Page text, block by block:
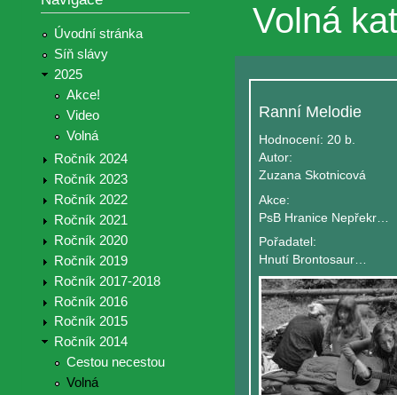
Úvodní stránka
Síň slávy
2025
Akce!
Video
Volná
Ročník 2024
Ročník 2023
Ročník 2022
Ročník 2021
Ročník 2020
Ročník 2019
Ročník 2017-2018
Ročník 2016
Ročník 2015
Ročník 2014
Cestou necestou
Volná
Volná
Ranní Melodie
Hodnocení: 20 b.
Autor:
Zuzana Skotnicová
Akce:
Pořadatel:
Hnutí Brontosaurus Jeseníky